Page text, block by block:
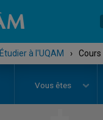
Étudier à l'UQAM › Cours
Vous êtes